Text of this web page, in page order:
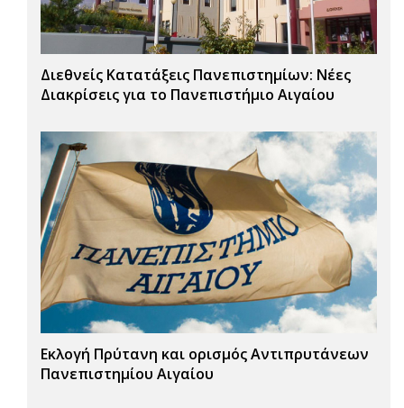
Διεθνείς Κατατάξεις Πανεπιστημίων: Νέες
Διακρίσεις για το Πανεπιστήμιο Αιγαίου
Εκλογή Πρύτανη και ορισμός Αντιπρυτάνεων
Πανεπιστημίου Αιγαίου